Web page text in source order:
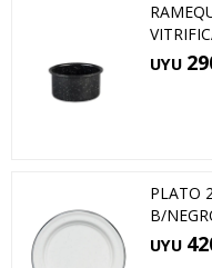
UYU
PLATO
B/
UYU